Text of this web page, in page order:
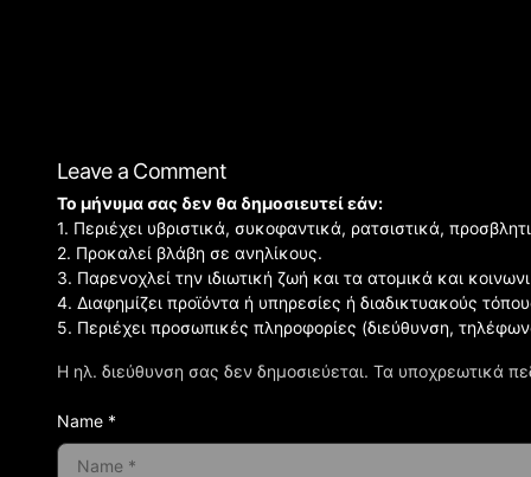
Leave a Comment
Η ηλ. διεύθυνση σας δεν δημοσιεύεται. Τα υποχρεωτικά
Το μήνυμα σας δεν θα δημοσιευτεί εάν:
1. Περιέχει υβριστικά, συκοφαντικά, ρατσιστικά,
2. Προκαλεί βλάβη σε ανηλίκους.
3. Παρενοχλεί την ιδιωτική ζωή και τα ατομικά και
4. Διαφημίζει προϊόντα ή υπηρεσίες ή διαδικτυακούς
5. Περιέχει προσωπικές πληροφορίες (διεύθυνση,
Name *